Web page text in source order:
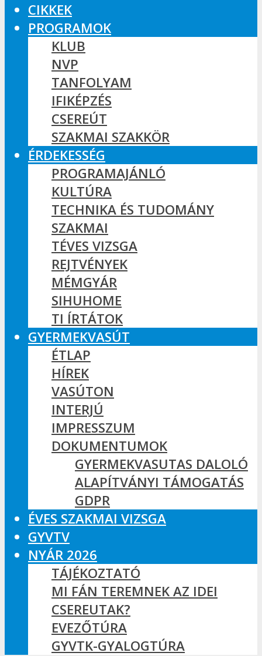
CIKKEK
PROGRAMOK
KLUB
NVP
TANFOLYAM
IFIKÉPZÉS
CSEREÚT
SZAKMAI SZAKKÖR
ÉRDEKESSÉG
PROGRAMAJÁNLÓ
KULTÚRA
TECHNIKA ÉS TUDOMÁNY
SZAKMAI
TÉVES VIZSGA
REJTVÉNYEK
MÉMGYÁR
SIHUHOME
TI ÍRTÁTOK
GYERMEKVASÚT
ÉTLAP
HÍREK
VASÚTON
INTERJÚ
IMPRESSZUM
DOKUMENTUMOK
GYERMEKVASUTAS DALOLÓ
ALAPÍTVÁNYI TÁMOGATÁS
GDPR
ÉVES SZAKMAI VIZSGA
GYVTV
NYÁR 2026
TÁJÉKOZTATÓ
MI FÁN TEREMNEK AZ IDEI
CSEREUTAK?
EVEZŐTÚRA
GYVTK-GYALOGTÚRA